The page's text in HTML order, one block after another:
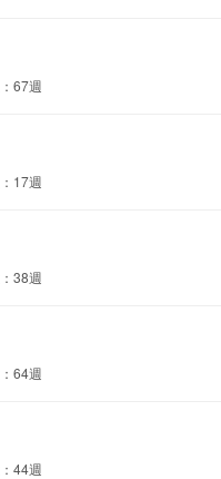
67週
17週
38週
64週
44週